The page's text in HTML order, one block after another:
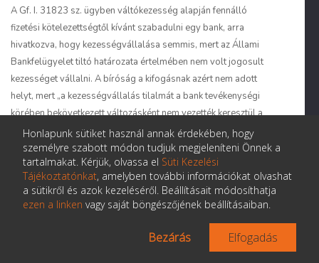
A Gf. I. 31823 sz. ügyben váltókezesség alapján fennálló
fizetési kötelezettségtől kívánt szabadulni egy bank, arra
hivatkozva, hogy kezességvállalása semmis, mert az Állami
Bankfelügyelet tiltó határozata értelmében nem volt jogosult
kezességet vállalni. A bíróság a kifogásnak azért nem adott
helyt, mert „a kezességvállalás tilalmát a bank tevékenységi
körében bekövetkezett változásként nem vezették keresztül a
cégjegyzéken”. Ez azt jelenti, hogy ha az alperes bank a
váltókezesség vállalása előtt tevékenységi köréből törölte
volna a kezességvállalást, a bíróság semmisnek minősítette
volna az adott ügyletet. Ezzel az állásfoglalással a bíróság
visszatért a relatív, célhoz kötött jogképességhez, amit az 1977.
bizonytalanságot eredményezett azzal, hogy a „jogi személlyel
szerződő féltől elvárta, hogy vizsgálja azt is: a vele polgári jogi
Honlapunk sütiket használ annak érdekében, hogy
személyre szabott módon tudjuk megjeleníteni Önnek a
tartalmakat. Kérjük, olvassa el Süti Kezelési
Tájékoztatónkat, amelyben további információkat olvashat
a sütikről és azok kezeléséről. Beállításait módosíthatja
ezen a linken vagy saját böngészőjének beállításaiban.
Bezárás Elfogadás